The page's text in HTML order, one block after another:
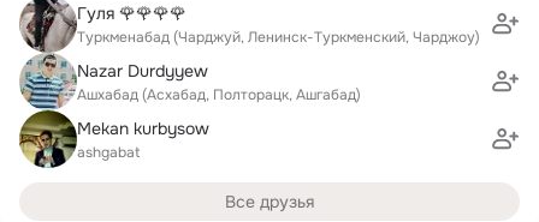
Гуля 🌹🌹🌹🌹
Туркменабад (Чарджуй, Ленинск-Туркменский, Чарджоу)
Nazar Durdyyew
Ашхабад (Асхабад, Полторацк, Ашгабад)
Mekan kurbysow
ashgabat
Все друзья